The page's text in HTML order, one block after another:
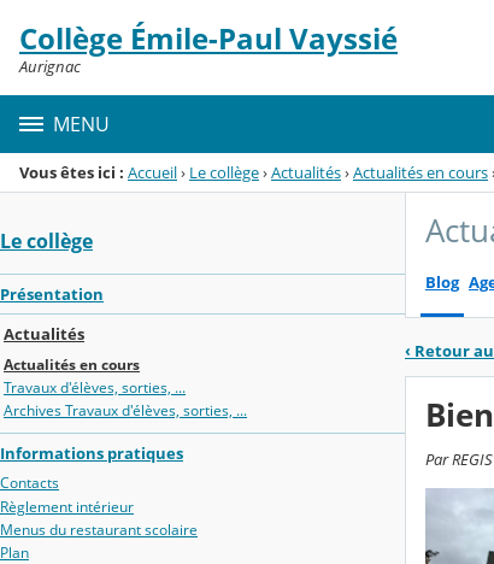
Menu de la rubrique
Contenu
Collège Émile-Paul Vayssié
Aurignac
MENU
Vous êtes ici : Accueil› Le collège›Actualités›Actualités en cours
Le collège
Présentation
Actualités
Actualités en cours
Travaux d'élèves, sorties, ...
Archives Travaux d'élèves, sorties, ...
Informations pratiques
Contacts
Règlement intérieur
Menus du restaurant scolaire
Plan
Blog
‹ Retour
Par